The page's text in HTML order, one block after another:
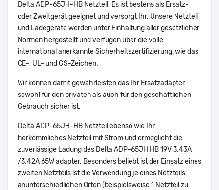
Delta ADP-65JH-HB Netzteil. Es ist bestens als Ersatz-
oder Zweitgerät geeignet und versorgt Ihr. Unsere Netzteil
und Ladegeräte werden unter Einhaltung aller gesetzlicher
Normen hergestellt und verfügen über die volle
international anerkannte Sicherheitszertifizierung, wie das
CE-, UL- und GS-Zeichen.
Wir können damit gewährleisten das Ihr Ersatzadapter
sowohl für den privaten als auch für den geschäftlichen
Gebrauch sicher ist.
Delta ADP-65JH-HB Netzteil ebenso wie Ihr
herkömmliches Netzteil mit Strom und ermöglicht die
zuverlässige Ladung des Delta ADP-65JH HB 19V 3.43A
/3.42A 65W adapter. Besonders beliebt ist der Einsatz eines
zweiten Netzteils ist die Verwendung je eines Netzteils
anunterschiedlichen Orten (beispielsweise 1 Netzteil zu